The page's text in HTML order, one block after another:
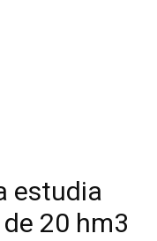
estudia
20 hm3